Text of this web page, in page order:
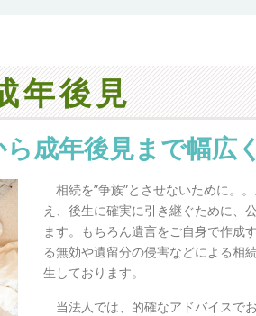
年後見
成年後見まで幅広
相続を”争族”とさせないために。
え、後生に確実に引き継ぐために、
ます。もちろん遺言をご自身で作成
る無効や遺留分の侵害などによる相
生しております。
当法人では、的確なアドバイスで